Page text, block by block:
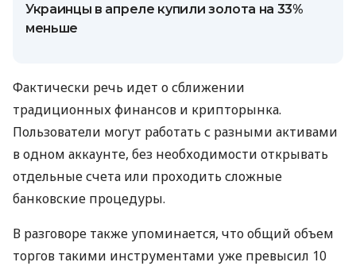
Украинцы в апреле купили золота на 33%
меньше
Фактически речь идет о сближении
традиционных финансов и крипторынка.
Пользователи могут работать с разными активами
в одном аккаунте, без необходимости открывать
отдельные счета или проходить сложные
банковские процедуры.
В разговоре также упоминается, что общий объем
торгов такими инструментами уже превысил 10